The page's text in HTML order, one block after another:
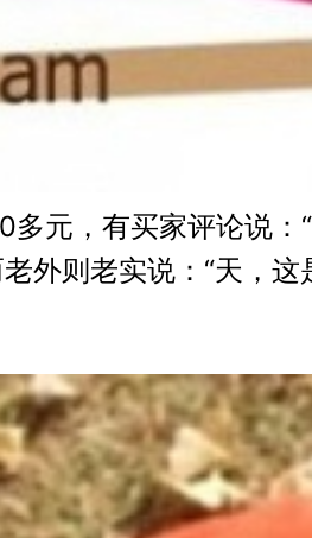
元，有买家评论说
外则老实说：“天，这